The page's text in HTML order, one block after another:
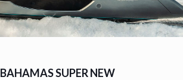
BAHAMAS SUPER NEW